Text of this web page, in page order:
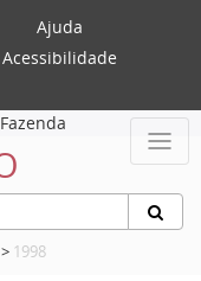
Ajuda
Acessibilidade
> 1998